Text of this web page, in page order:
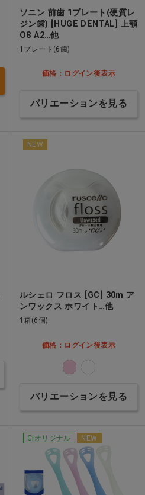
ソニン 前歯 1プレート(硬質レ
ジン歯) [HUGE DENTAL] 上顎
O8 A2…他
1プレート(6歯)
価格：ログイン後表示
バリエーションを見る
NEW
ルシェロ フロス [GC] 30m ア
ンワックス ホワイト…他
1箱(6個)
価格：ログイン後表示
バリエーションを見る
Ciオリジナル NEW